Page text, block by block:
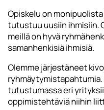
Opiskelu on
tutustuu uusiin ihmisiin.
meillä on hyvä
samanhenkisiä ihmisiä.
Olemme järjestäneet
tutustumassa eri
oppimistehtäviä niihin